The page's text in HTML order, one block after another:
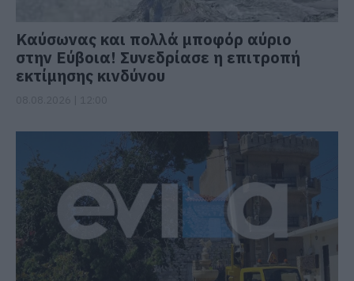
Καύσωνας και πολλά μποφόρ αύριο
στην Εύβοια! Συνεδρίασε η επιτροπή
εκτίμησης κινδύνου